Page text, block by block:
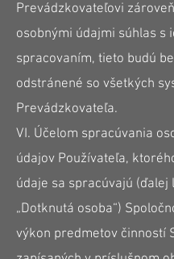
Prevádzkovateľovi
osobnými údajmi súhlas s
spracovaním, tieto budú
odstránené so všetkých
Prevádzkovateľa.
VI. Účelom spracúvania
údajov Používateľa,
údaje sa spracúvajú (ďalej
„Dotknutá osoba“)
výkon predmetov činností